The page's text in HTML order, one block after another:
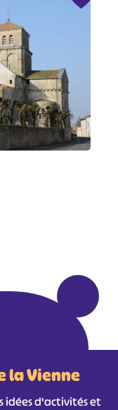
la Vienne
idées d'activités et